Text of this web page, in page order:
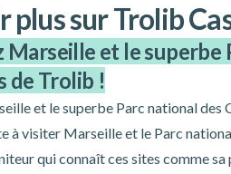
plus sur Trolib
Marseille et le
de Trolib !
et le superbe Parc national
à visiter Marseille et le Parc
qui connaît ces sites comme